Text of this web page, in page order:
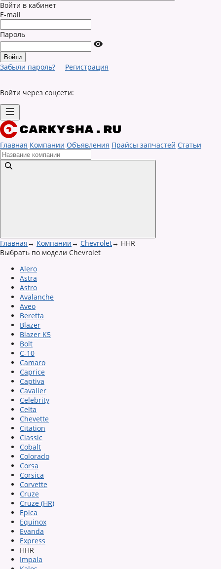
Войти в кабинет
E-mail
Пароль
Забыли пароль? Регистрация
Войти через соцсети:
Главная Компании Объявления Прайсы запчастей Статьи
Главная→ Компании→ Chevrolet→ HHR
Выбрать по модели Chevrolet
Alero
Astra
Astro
Avalanche
Aveo
Beretta
Blazer
Blazer K5
Bolt
C-10
Camaro
Caprice
Captiva
Cavalier
Celebrity
Celta
Chevette
Citation
Classic
Cobalt
Colorado
Corsa
Corsica
Corvette
Cruze
Cruze (HR)
Epica
Equinox
Evanda
Express
HHR
Impala